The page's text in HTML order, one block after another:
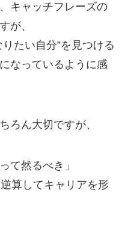
キャッチフレーズの
が、
たい自分”を見つける
なっているように感
ろん大切ですが、
て然るべき」
算してキャリアを形